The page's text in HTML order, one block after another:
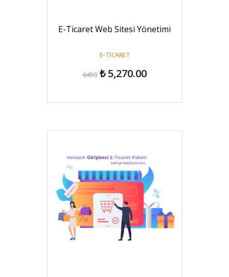
E-Ticaret Web Sitesi Yönetimi
E-TICARET
6450₺ 5,270.00